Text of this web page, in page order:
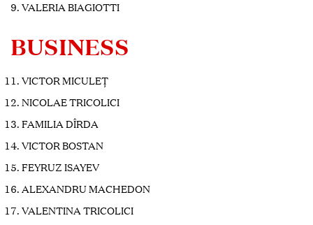
VALERIA BIAGIOTTI
BUSINESS
VICTOR MICULEȚ
NICOLAE TRICOLICI
FAMILIA DÎRDA
VICTOR BOSTAN
FEYRUZ ISAYEV
ALEXANDRU MACHEDON
VALENTINA TRICOLICI